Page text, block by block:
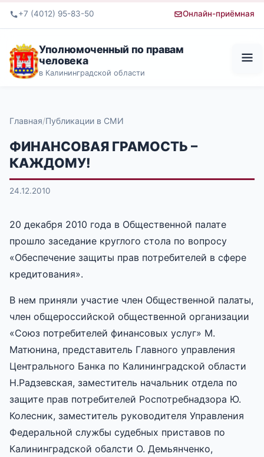
+7 (4012) 95-83-50 Онлайн-приёмная
Уполномоченный по правам
человека
в Калининградской области
Главная Публикации в СМИ
ФИНАНСОВАЯ ГРАМОСТЬ –
КАЖДОМУ!
24.12.2010
20 декабря 2010 года в Общественной палате
прошло заседание круглого стола по вопросу
«Обеспечение защиты прав потребителей в сфере
кредитования».
В нем приняли участие член Общественной палаты,
член общероссийской общественной организации
«Союз потребителей финансовых услуг» М.
Матюнина, представитель Главного управления
Центрального Банка по Калининградской области
Н.Радзевская, заместитель начальник отдела по
защите прав потребителей Роспотребнадзора Ю.
Колесник, заместитель руководителя Управления
Федеральной службы судебных приставов по
Калининградской обалсти О. Демьянченко,